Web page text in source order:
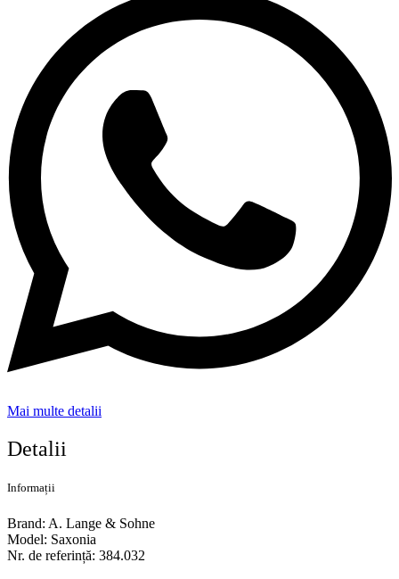
Mai multe detalii
Detalii
Informații
Brand: A. Lange & Sohne
Model: Saxonia
Nr. de referință: 384.032